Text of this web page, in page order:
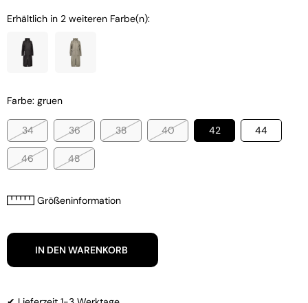
Erhältlich in 2 weiteren Farbe(n):
Farbe: gruen
34 36 38 40 42 44
46 48
Größeninformation
IN DEN WARENKORB